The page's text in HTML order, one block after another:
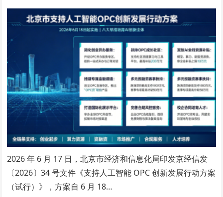
2026 年 6 月 17 日，北京市经济和信息化局印发京经信发
〔2026〕34 号文件《支持人工智能 OPC 创新发展行动方案
（试行）》，方案自 6 月 18…